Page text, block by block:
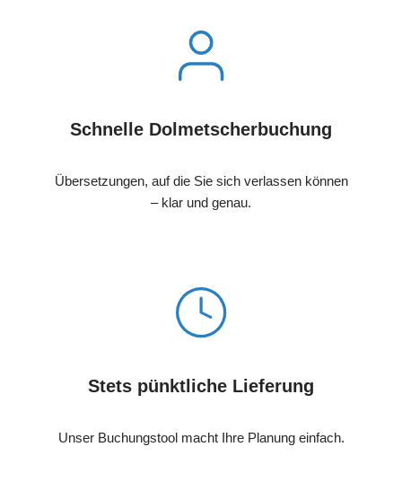
Schnelle Dolmetscherbuchung
Übersetzungen, auf die Sie sich verlassen können
– klar und genau.
Stets pünktliche Lieferung
Unser Buchungstool macht Ihre Planung einfach.